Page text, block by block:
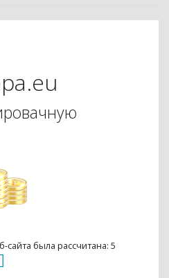
была рассчитана: 5